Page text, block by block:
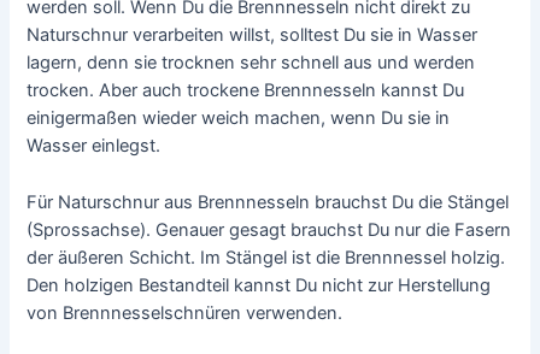
werden soll. Wenn Du die Brennnesseln nicht direkt zu
Naturschnur verarbeiten willst, solltest Du sie in Wasser
lagern, denn sie trocknen sehr schnell aus und werden
trocken. Aber auch trockene Brennnesseln kannst Du
einigermaßen wieder weich machen, wenn Du sie in
Wasser einlegst.
Für Naturschnur aus Brennnesseln brauchst Du die Stängel
(Sprossachse). Genauer gesagt brauchst Du nur die Fasern
der äußeren Schicht. Im Stängel ist die Brennnessel holzig.
Den holzigen Bestandteil kannst Du nicht zur Herstellung
von Brennnesselschnüren verwenden.